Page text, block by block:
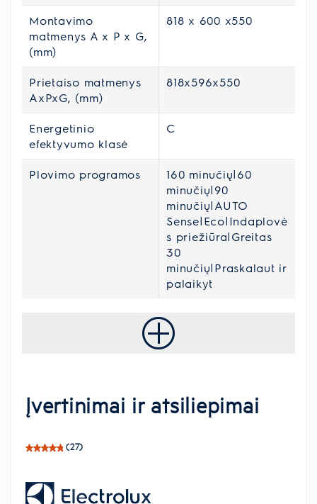
Montavimo
matmenys A x P x G,
(mm)
818 x 600 x550
Prietaiso matmenys
AxPxG, (mm)
818x596x550
Energetinio
efektyvumo klasė
C
Plovimo programos
160 minučių|60
minučių|90
minučių|AUTO
Sense|Eco|Indaplovė
s priežiūra|Greitas
30
minučių|Praskalaut ir
palaikyt
Įvertinimai ir atsiliepimai
(27)